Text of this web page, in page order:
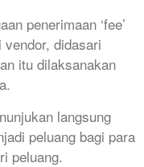
penerimaan ‘fee’
didasari
itu dilaksanakan
langsung
peluang bagi para
peluang.